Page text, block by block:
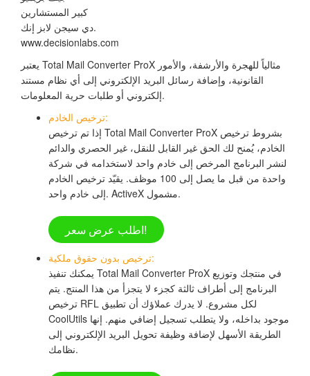
كبير المستشارين
دي سيجن لابز إنك.
www.decisionlabs.com
يعتبر Total Mail Converter ProX مثالياً للهجرة والأرشفة، والأمور
القانونية، وإضافة رسائل البريد الإلكتروني إلى أي نظام مستند
إلكتروني أو طلبات حرية المعلومات.
ترخيص الخادم:
إذا تم ترخيص Total Mail Converter ProX بشروط ترخيص
الخادم، يُمنح لك الحق غير القابل للنقل، غير الحصري والدائم
لنشر البرنامج المرخص إلى خادم واحد لاستخدامه في شركة
واحدة من قبل ما يصل إلى 100 موظف. يقيّد ترخيص الخادم
إلى خادم واحد. ActiveX مشمول.
اطلب عرض سعر!
ترخيص بدون حقوق ملكية:
يمكنك تنفيذ Total Mail Converter ProX في منتجك وتوزيع
البرنامج إلى أطراف ثالثة كجزء لا يتجزأ من هذا المنتج. يتم
ترخيص RFL لكل مشروع. لا يدرك عملاؤك أن تطبيق
CoolUtils موجود بداخله، ولا يتطلب تسجيل إضافي منهم. إنها
الطريقة الأسهل لإضافة وظيفة تحويل البريد الإلكتروني إلى
نظامك.